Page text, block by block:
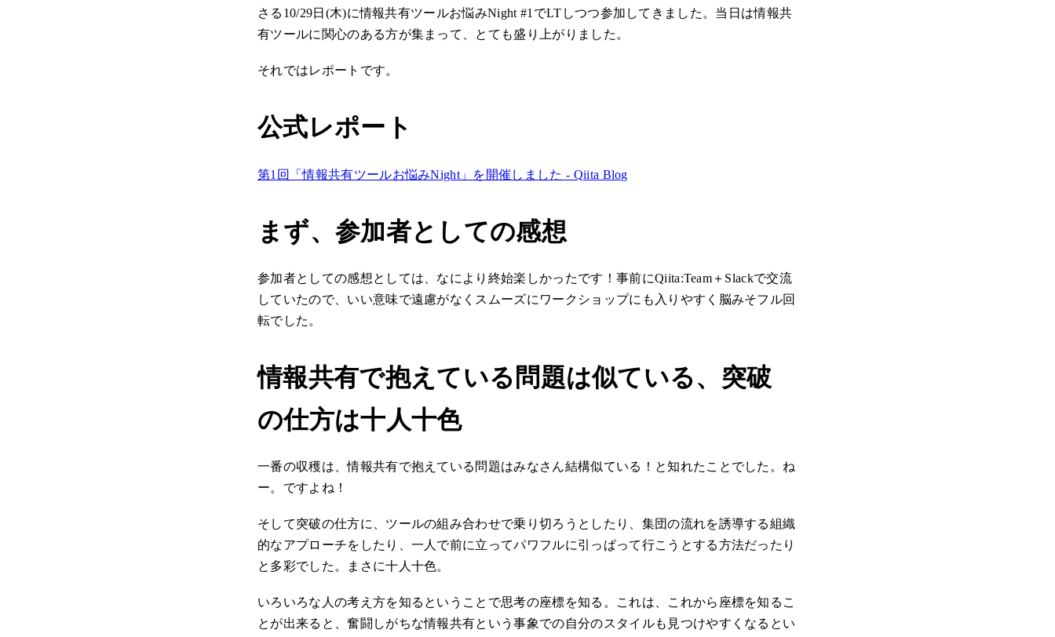
さる10/29日(木)に情報共有ツールお悩みNight #1でLTしつつ参加してきました。当日は情報共
有ツールに関心のある方が集まって、とても盛り上がりました。
それではレポートです。
公式レポート
第1回「情報共有ツールお悩みNight」を開催しました - Qiita Blog
まず、参加者としての感想
参加者としての感想としては、なにより終始楽しかったです！事前にQiita:Team＋Slackで交流
していたので、いい意味で遠慮がなくスムーズにワークショップにも入りやすく脳みそフル回
転でした。
情報共有で抱えている問題は似ている、突破
の仕方は十人十色
一番の収穫は、情報共有で抱えている問題はみなさん結構似ている！と知れたことでした。ね
ー。ですよね！
そして突破の仕方に、ツールの組み合わせで乗り切ろうとしたり、集団の流れを誘導する組織
的なアプローチをしたり、一人で前に立ってパワフルに引っぱって行こうとする方法だったり
と多彩でした。まさに十人十色。
いろいろな人の考え方を知るということで思考の座標を知る。これは、これから座標を知るこ
とが出来ると、奮闘しがちな情報共有という事象での自分のスタイルも見つけやすくなるとい